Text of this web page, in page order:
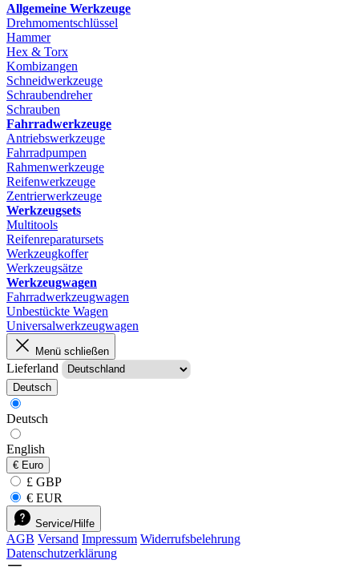
Allgemeine Werkzeuge
Drehmomentschlüssel
Hammer
Hex & Torx
Kombizangen
Schneidwerkzeuge
Schraubendreher
Schrauben
Fahrradwerkzeuge
Antriebswerkzeuge
Fahrradpumpen
Rahmenwerkzeuge
Reifenwerkzeuge
Zentrierwerkzeuge
Werkzeugsets
Multitools
Reifenreparatursets
Werkzeugkoffer
Werkzeugsätze
Werkzeugwagen
Fahrradwerkzeugwagen
Unbestückte Wagen
Universalwerkzeugwagen
Menü schließen
Lieferland
Deutsch
Deutsch
English
€ Euro
£ GBP
€ EUR
Service/Hilfe
AGB Versand Impressum Widerrufsbelehrung
Datenschutzerklärung